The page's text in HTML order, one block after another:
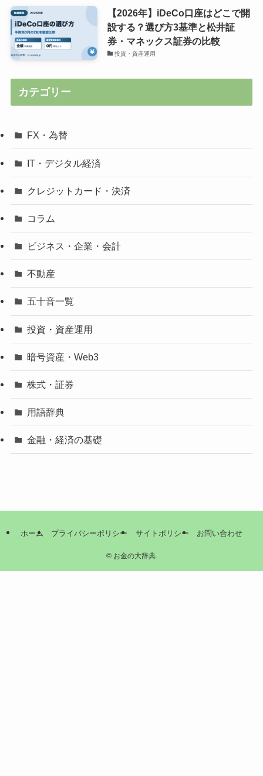
【2026年】iDeCo口座はどこで開
設する？選び方3基準と松井証
券・マネックス証券の比較
投資・資産運用
カテゴリー
FX・為替
IT・デジタル経済
クレジットカード・決済
コラム
ビジネス・企業・会計
不動産
五十音一覧
投資・資産運用
暗号資産・Web3
株式・証券
用語辞典
金融・経済の基礎
ホーム プライバシーポリシー サイトポリシー お問い合わせ
©お金の大辞典.